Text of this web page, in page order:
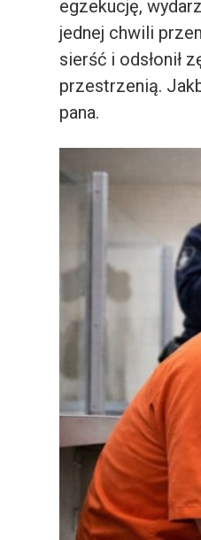
egzekucję,
jednej chwili
sierść i odsłonił
przestrzenią.
pana.